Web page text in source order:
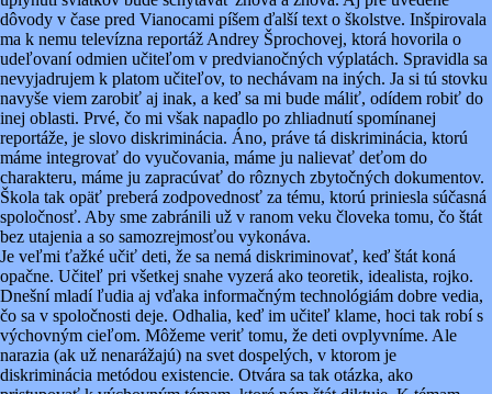
dôvody v čase pred Vianocami píšem ďalší text o školstve. Inšpirovala
ma k nemu televízna reportáž Andrey Šprochovej, ktorá hovorila o
udeľovaní odmien učiteľom v predvianočných výplatách. Spravidla sa
nevyjadrujem k platom učiteľov, to nechávam na iných. Ja si tú stovku
navyše viem zarobiť aj inak, a keď sa mi bude máliť, odídem robiť do
inej oblasti. Prvé, čo mi však napadlo po zhliadnutí spomínanej
reportáže, je slovo diskriminácia. Áno, práve tá diskriminácia, ktorú
máme integrovať do vyučovania, máme ju nalievať deťom do
charakteru, máme ju zapracúvať do rôznych zbytočných dokumentov.
Škola tak opäť preberá zodpovednosť za tému, ktorú priniesla súčasná
spoločnosť. Aby sme zabránili už v ranom veku človeka tomu, čo štát
bez utajenia a so samozrejmosťou vykonáva.
Je veľmi ťažké učiť deti, že sa nemá diskriminovať, keď štát koná
opačne. Učiteľ pri všetkej snahe vyzerá ako teoretik, idealista, rojko.
Dnešní mladí ľudia aj vďaka informačným technológiám dobre vedia,
čo sa v spoločnosti deje. Odhalia, keď im učiteľ klame, hoci tak robí s
výchovným cieľom. Môžeme veriť tomu, že deti ovplyvníme. Ale
narazia (ak už nenarážajú) na svet dospelých, v ktorom je
diskriminácia metódou existencie. Otvára sa tak otázka, ako